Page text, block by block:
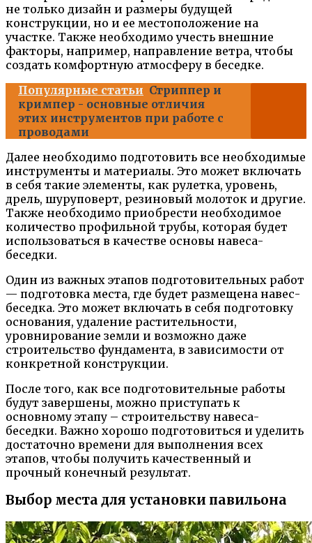
не только дизайн и размеры будущей
конструкции, но и ее местоположение на
участке. Также необходимо учесть внешние
факторы, например, направление ветра, чтобы
создать комфортную атмосферу в беседке.
Популярные статьи Стриппер и
кримпер - основные отличия
этих инструментов при работе с
проводами
Далее необходимо подготовить все необходимые
инструменты и материалы. Это может включать
в себя такие элементы, как рулетка, уровень,
дрель, шуруповерт, резиновый молоток и другие.
Также необходимо приобрести необходимое
количество профильной трубы, которая будет
использоваться в качестве основы навеса-
беседки.
Один из важных этапов подготовительных работ
— подготовка места, где будет размещена навес-
беседка. Это может включать в себя подготовку
основания, удаление растительности,
уровнирование земли и возможно даже
строительство фундамента, в зависимости от
конкретной конструкции.
После того, как все подготовительные работы
будут завершены, можно приступать к
основному этапу – строительству навеса-
беседки. Важно хорошо подготовиться и уделить
достаточно времени для выполнения всех
этапов, чтобы получить качественный и
прочный конечный результат.
Выбор места для установки павильона